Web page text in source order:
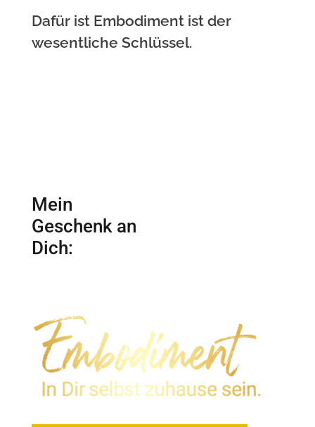
Dafür ist Embodiment ist der
wesentliche Schlüssel.
Mein
Geschenk an
Dich: